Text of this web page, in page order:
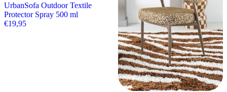
UrbanSofa Outdoor Textile
Protector Spray 500 ml
€19,95